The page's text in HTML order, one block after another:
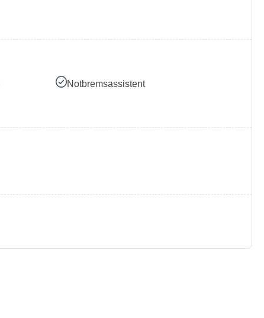
Notbremsassistent